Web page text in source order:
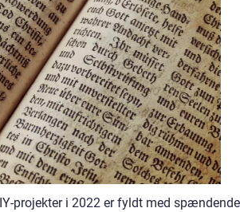
projekter i 2022 er fyldt med